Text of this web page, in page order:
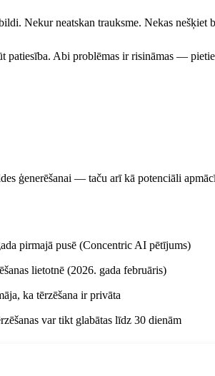
Nekur neatskan trauksme. Nekas nešķiet
Abi problēmas ir risināmas —
ģenerēšanai — taču arī kā potenciāli
pirmajā pusē (Concentric AI pētījums)
lietotnē (2026. gada februāris)
ka tērzēšana ir privāta
var tikt glabātas līdz 30 dienām